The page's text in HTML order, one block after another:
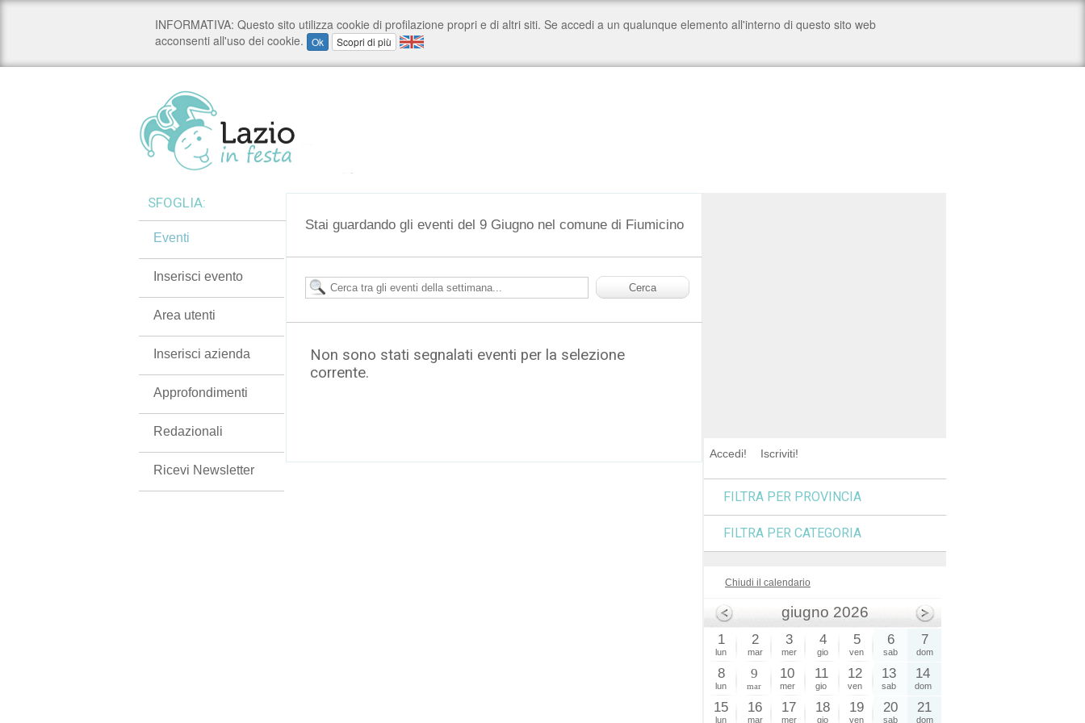
Stai guardando gli eventi del 9 Giugno nel comune di Fiumicino
Non sono stati segnalati eventi per la selezione
corrente.
SFOGLIA:
Eventi
Inserisci evento
Area utenti
Inserisci azienda
Approfondimenti
Redazionali
Ricevi Newsletter
Accedi! Iscriviti!
FILTRA PER PROVINCIA
FILTRA PER CATEGORIA
Chiudi il calendario
giugno 2026
1
lun
2
mar
3
mer
4
gio
5
ven
6
sab
7
dom
8
lun
9
mar
10
mer
11
gio
12
ven
13
sab
14
dom
15
lun
16
mar
17
mer
18
gio
19
ven
20
sab
21
dom